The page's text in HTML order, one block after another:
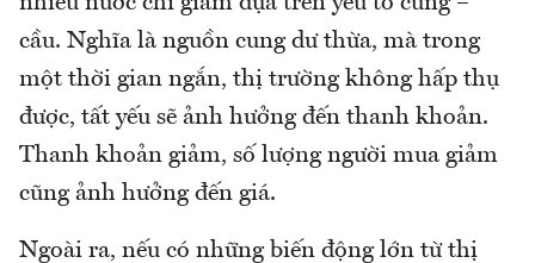
cầu. Nghĩa là nguồn cung dư thừa, mà trong
một thời gian ngắn, thị trường không hấp thụ
được, tất yếu sẽ ảnh hưởng đến thanh khoản.
Thanh khoản giảm, số lượng người mua giảm
cũng ảnh hưởng đến giá.
Ngoài ra, nếu có những biến động lớn từ thị